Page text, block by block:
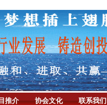
推介 协会文化 联系我们